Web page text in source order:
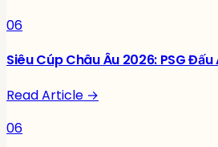
06
Siêu Cúp Châu Âu 2026: PSG
Read Article →
06